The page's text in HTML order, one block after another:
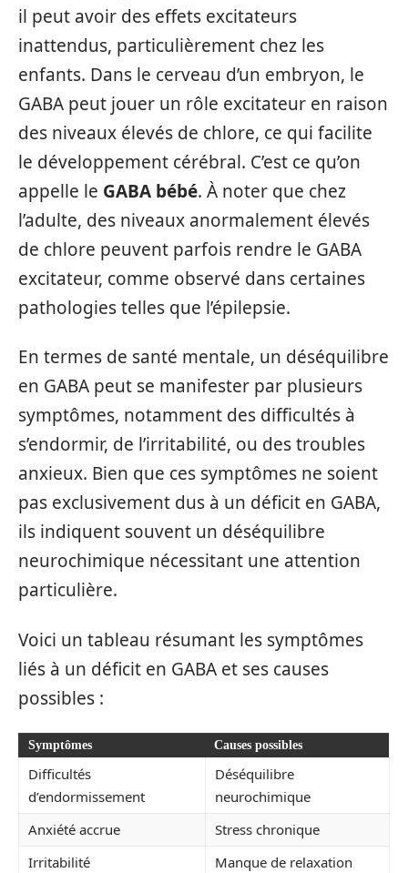
il peut avoir des effets excitateurs
inattendus, particulièrement chez les
enfants. Dans le cerveau d’un embryon, le
GABA peut jouer un rôle excitateur en raison
des niveaux élevés de chlore, ce qui facilite
le développement cérébral. C’est ce qu’on
appelle le GABA bébé. À noter que chez
l’adulte, des niveaux anormalement élevés
de chlore peuvent parfois rendre le GABA
excitateur, comme observé dans certaines
pathologies telles que l’épilepsie.
En termes de santé mentale, un déséquilibre
en GABA peut se manifester par plusieurs
symptômes, notamment des difficultés à
s’endormir, de l’irritabilité, ou des troubles
anxieux. Bien que ces symptômes ne soient
pas exclusivement dus à un déficit en GABA,
ils indiquent souvent un déséquilibre
neurochimique nécessitant une attention
particulière.
Voici un tableau résumant les symptômes
liés à un déficit en GABA et ses causes
possibles :
Symptômes Causes possibles
Difficultés
d’endormissement
Déséquilibre
neurochimique
Anxiété accrue
Stress chronique
Irritabilité
Manque de relaxation